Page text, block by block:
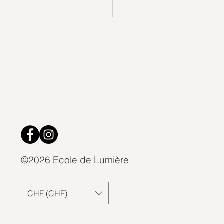
©2026 Ecole de Lumière
CHF (CHF)